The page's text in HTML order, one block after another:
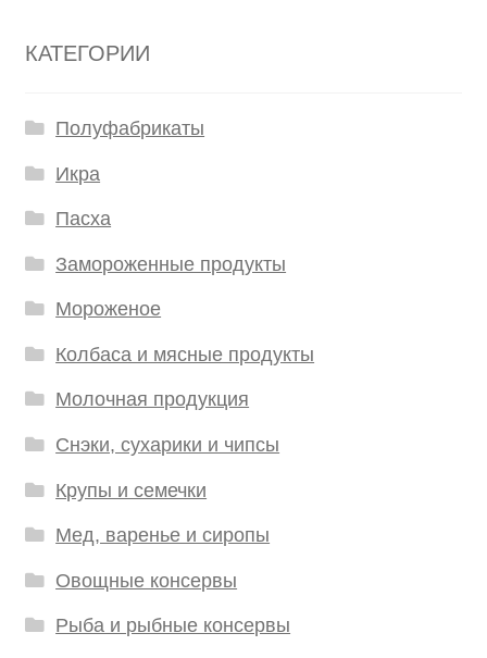
КАТЕГОРИИ
Полуфабрикаты
Икра
Пасха
Замороженные продукты
Мороженое
Колбаса и мясные продукты
Молочная продукция
Снэки, сухарики и чипсы
Крупы и семечки
Мед, варенье и сиропы
Овощные консервы
Рыба и рыбные консервы